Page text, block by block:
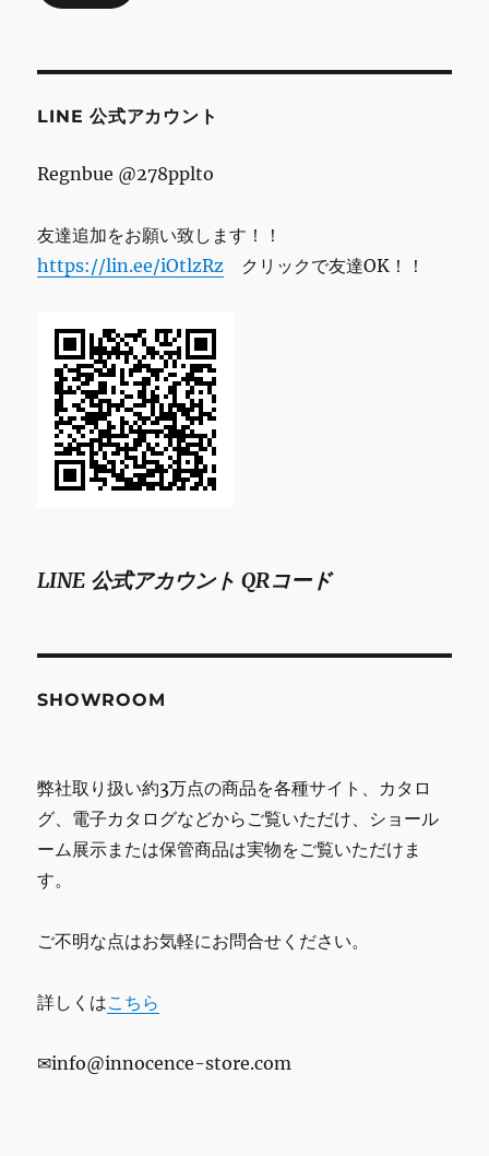
ス
LINE 公式アカウント
Regnbue @278pplto
友達追加をお願い致します！！
https://lin.ee/iOtlzRz クリックで友達OK！！
LINE 公式アカウント QRコード
SHOWROOM
弊社取り扱い約3万点の商品を各種サイト、カタロ
グ、電子カタログなどからご覧いただけ、ショール
ーム展示または保管商品は実物をご覧いただけま
す。
ご不明な点はお気軽にお問合せください。
詳しくはこちら
✉info@innocence-store.com